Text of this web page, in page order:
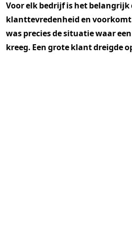
Voor elk bedrijf is het
klanttevredenheid en voorkomt
was precies de situatie waar
kreeg. Een grote klant dreigde